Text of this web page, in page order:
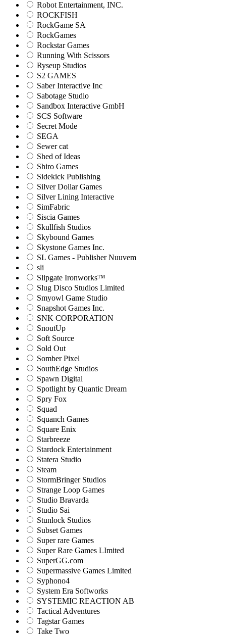
Robot Entertainment, INC.
ROCKFISH
RockGame SA
RockGames
Rockstar Games
Running With Scissors
Ryseup Studios
S2 GAMES
Saber Interactive Inc
Sabotage Studio
Sandbox Interactive GmbH
SCS Software
Secret Mode
SEGA
Sewer cat
Shed of Ideas
Shiro Games
Sidekick Publishing
Silver Dollar Games
Silver Lining Interactive
SimFabric
Siscia Games
Skullfish Studios
Skybound Games
Skystone Games Inc.
SL Games - Publisher Nuuvem
sli
Slipgate Ironworks™
Slug Disco Studios Limited
Smyowl Game Studio
Snapshot Games Inc.
SNK CORPORATION
SnoutUp
Soft Source
Sold Out
Somber Pixel
SouthEdge Studios
Spawn Digital
Spotlight by Quantic Dream
Spry Fox
Squad
Squanch Games
Square Enix
Starbreeze
Stardock Entertainment
Statera Studio
Steam
StormBringer Studios
Strange Loop Games
Studio Bravarda
Studio Sai
Stunlock Studios
Subset Games
Super rare Games
Super Rare Games LImited
SuperGG.com
Supermassive Games Limited
Syphono4
System Era Softworks
SYSTEMIC REACTION AB
Tactical Adventures
Tagstar Games
Take Two